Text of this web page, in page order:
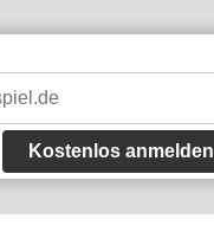
Kostenlos anmelden